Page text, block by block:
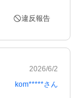
違反報告
2026/6/2
kom*****さん